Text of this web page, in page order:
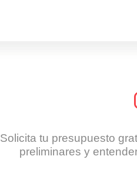
Solicita tu presupuesto
preliminares y